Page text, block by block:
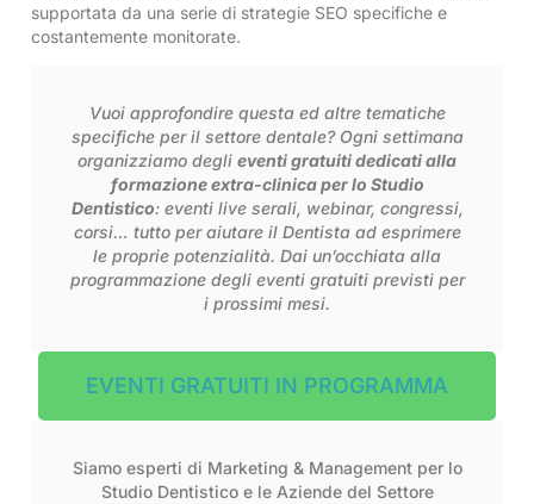
supportata da una serie di strategie SEO specifiche e
costantemente monitorate.
Vuoi approfondire questa ed altre tematiche
specifiche per il settore dentale? Ogni settimana
organizziamo degli eventi gratuiti dedicati alla
formazione extra-clinica per lo Studio
Dentistico: eventi live serali, webinar, congressi,
corsi… tutto per aiutare il Dentista ad esprimere
le proprie potenzialità. Dai un’occhiata alla
programmazione degli eventi gratuiti previsti per
i prossimi mesi.
EVENTI GRATUITI IN PROGRAMMA
Siamo esperti di Marketing & Management per lo
Studio Dentistico e le Aziende del Settore